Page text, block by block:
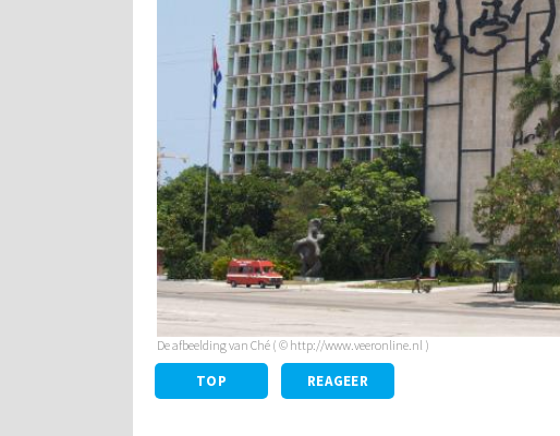
De afbeelding van Ché ( © http://www.veeronline.nl )
TOP REAGEER